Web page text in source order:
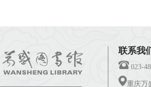
联系我
023-
重庆万